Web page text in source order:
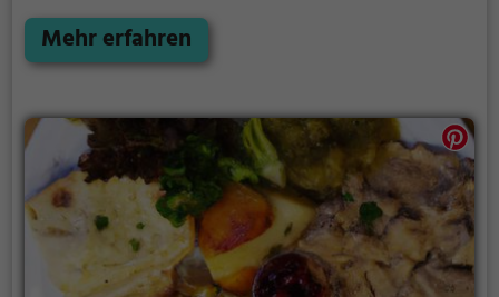
genießen. Das Restaurant bietet zudem eine
Auswahl an Meeresfrüchten und Fisch sowie
das Angebot durch eine Auswahl an Cocktails und
sogar Halal-Speisen. Ein Besuch im La Pergola
verspricht kulinarische Vielfalt und ein echtes
Geschmackserlebnis. Wer Italienisch oder Europäisch
essen möchte, ist hier genau richtig.
Mehr erfahren